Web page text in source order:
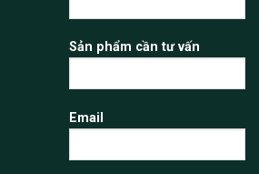
Sản phẩm cần tư vấn
Email